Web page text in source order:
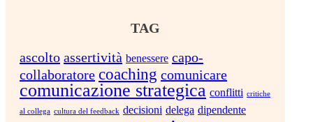
TAG
ascolto assertività benessere capo-
collaboratore coaching comunicare
comunicazione strategica conflitti critiche
al collega cultura del feedback decisioni delega dipendente